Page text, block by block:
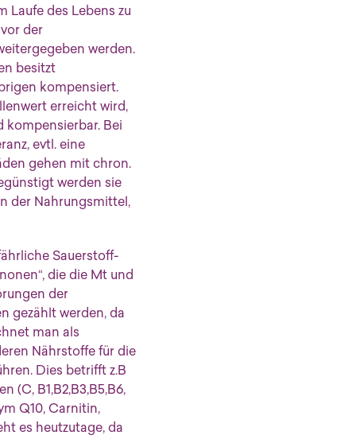
Laufe des Lebens zu
der
werden.
besitzt
kompensiert.
erreicht wird,
kompensierbar. Bei
evtl. eine
gehen mit chron.
werden sie
der Nahrungsmittel,
Sauerstoff-
die die Mt und
der
gezählt werden, da
man als
Nährstoffe für die
Dies betrifft z.B
(C, B1,B2,B3,B5,B6,
Q10, Carnitin,
es heutzutage, da